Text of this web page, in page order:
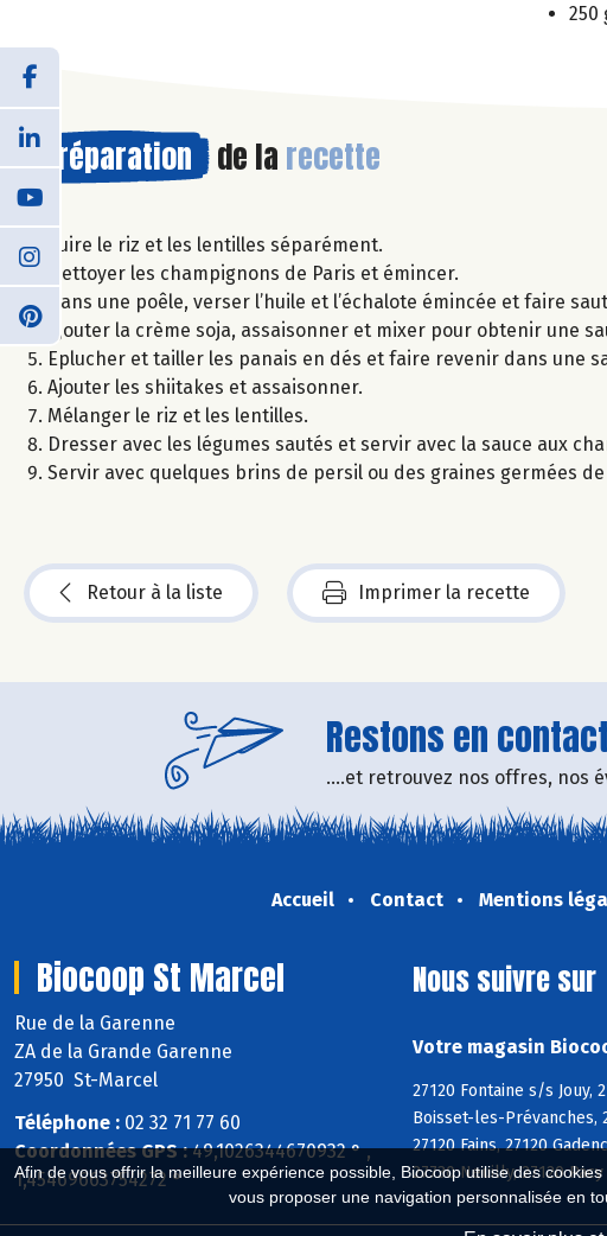
Afin de vous offrir la meilleure expérience possible, Biocoop utilise des
vous proposer une navigation personnalisée en
250
Préparation de la recette
Cuire le riz et les lentilles séparément.
Nettoyer les champignons de Paris et émincer.
Dans une poêle, verser l’huile et l’échalote émincée et faire
Ajouter la crème soja, assaisonner et mixer pour obtenir une
Eplucher et tailler les panais en dés et faire revenir dans une
Ajouter les shiitakes et assaisonner.
Mélanger le riz et les lentilles.
Dresser avec les légumes sautés et servir avec la sauce aux
Servir avec quelques brins de persil ou des graines germées
Retour à la liste Imprimer la recette
Restons en
....et retrouvez nos offres, nos
Accueil Contact Mentions
Biocoop St Marcel
Rue de la Garenne
ZA de la Grande Garenne
27950 St-Marcel
Téléphone : 02 32 71 77 60
Coordonnées GPS :49,1026344670932 ° ,
1,45469663754272 °
Nous suivre sur
Votre magasin
27120 Fontaine s/s Jouy,
Boisset-les-Prévanches,
27120 Fains, 27120
27730 Neuilly, 27120